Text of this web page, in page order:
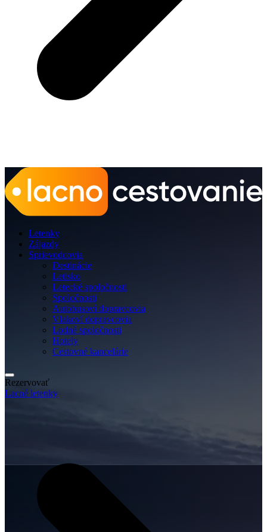
Letenky
Zájazdy
Sprievodcovia
Destinácie
Letisko
Letecké spoločnosti
Spoločnosti
Autobusoví dopravcovia
Vlakoví dopravcovia
Lodné spoločnosti
Hotely
Cestovné kancelárie
Rezervovať
Lacné letenky